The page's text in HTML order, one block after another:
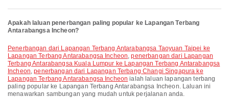
Apakah laluan penerbangan paling popular ke Lapangan Terbang
Antarabangsa Incheon?
penerbangan dari Lapangan Terbang Antarabangsa Taoyuan Taipei ke
Lapangan Terbang Antarabangsa Incheon,penerbangan dari Lapangan
Terbang Antarabangsa Kuala Lumpur ke Lapangan Terbang Antarabangsa
Incheon,penerbangan dari Lapangan Terbang Changi Singapura ke
Lapangan Terbang Antarabangsa Incheon ialah laluan lapangan terbang
paling popular ke Lapangan Terbang Antarabangsa Incheon. Laluan ini
menawarkan sambungan yang mudah untuk perjalanan anda.